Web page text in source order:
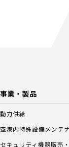
事業・製品
動力供給
空港内特殊設備メンテ
セキュリティ機器販売